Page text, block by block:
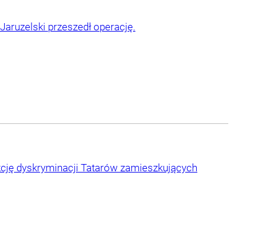
przeszedł operację.
dyskryminacji Tatarów zamieszkujących